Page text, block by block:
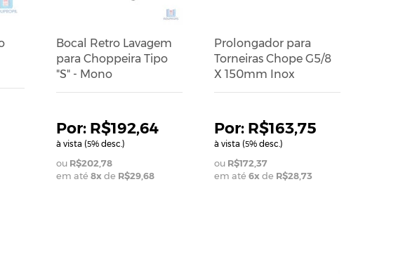
Bocal Retro Lavagem
para Choppeira Tipo
"S" - Mono
R$192,64
à vista (5% desc.)
R$202,78
em até 8xde R$29,68
Prolongador para
Torneiras Chope G5/8
X 150mm Inox
R$163,75
à vista (5% desc.)
R$172,37
em até 6xde R$28,73